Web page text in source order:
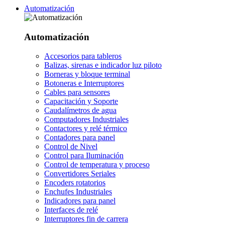
Automatización
Automatización
Accesorios para tableros
Balizas, sirenas e indicador luz piloto
Borneras y bloque terminal
Botoneras e Interruptores
Cables para sensores
Capacitación y Soporte
Caudalímetros de agua
Computadores Industriales
Contactores y relé térmico
Contadores para panel
Control de Nivel
Control para Iluminación
Control de temperatura y proceso
Convertidores Seriales
Encoders rotatorios
Enchufes Industriales
Indicadores para panel
Interfaces de relé
Interruptores fin de carrera